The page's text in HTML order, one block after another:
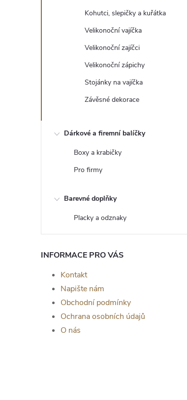
Kohutci, slepičky a kuřátka
Velikonoční vajíčka
Velikonoční zajíčci
Velikonoční zápichy
Stojánky na vajíčka
Závěsné dekorace
Dárkové a firemní balíčky
Boxy a krabičky
Pro firmy
Barevné doplňky
Placky a odznaky
INFORMACE PRO VÁS
Kontakt
Napište nám
Obchodní podmínky
Ochrana osobních údajů
O nás
12 Kč